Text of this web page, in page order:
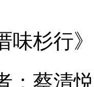
杉行》
蔡清悦